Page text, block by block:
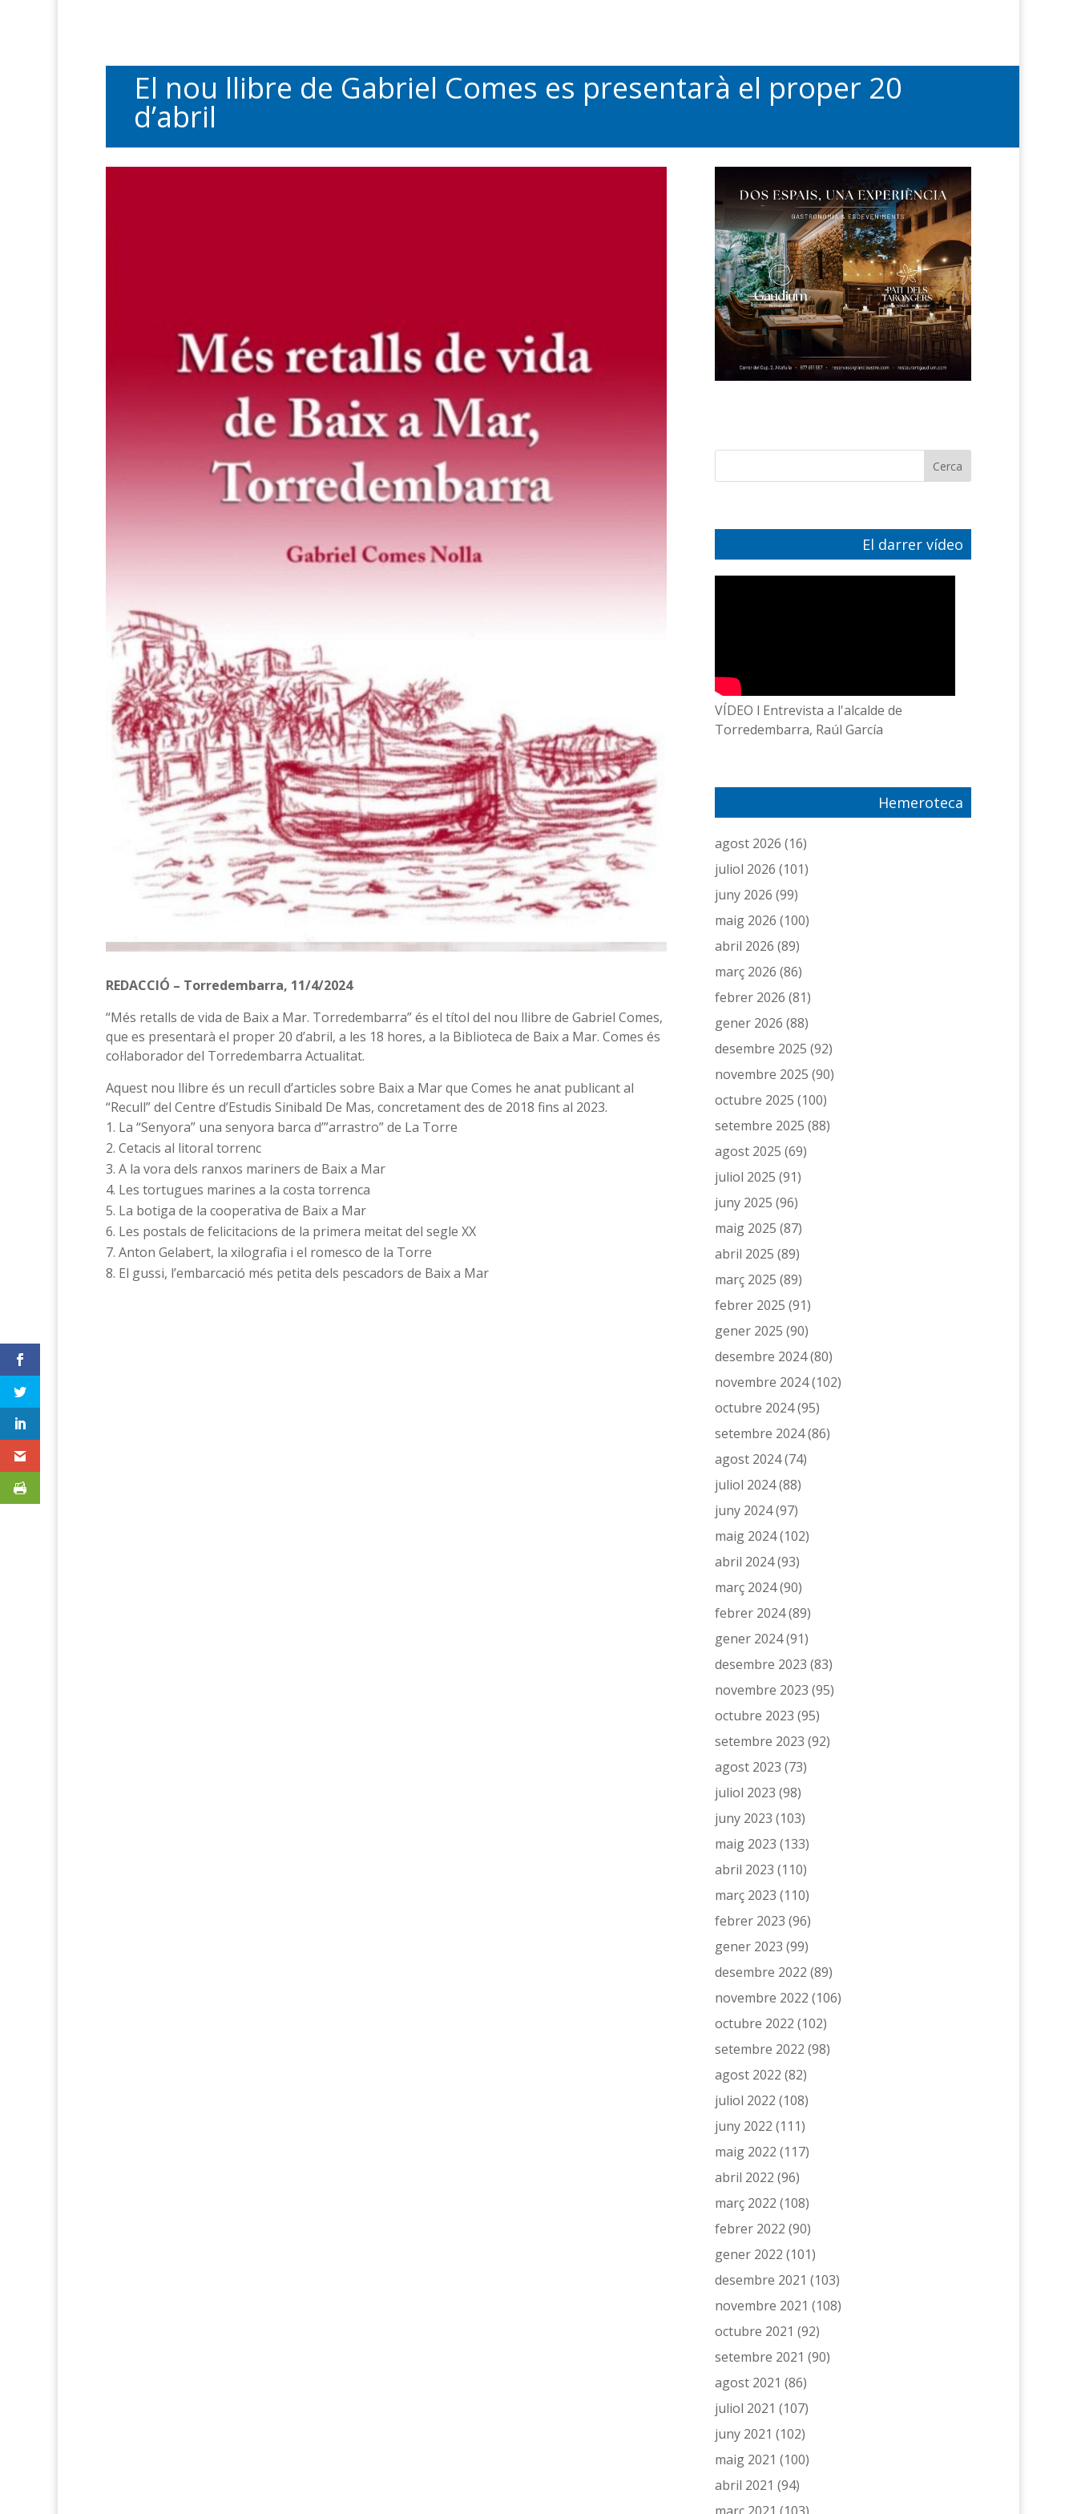
El nou llibre de Gabriel Comes es presentarà el proper 20
d’abril
REDACCIÓ – Torredembarra, 11/4/2024
“Més retalls de vida de Baix a Mar. Torredembarra” és el títol del nou llibre de Gabriel Comes,
que es presentarà el proper 20 d’abril, a les 18 hores, a la Biblioteca de Baix a Mar. Comes és
col·laborador del Torredembarra Actualitat.
Aquest nou llibre és un recull d’articles sobre Baix a Mar que Comes he anat publicant al
“Recull” del Centre d’Estudis Sinibald De Mas, concretament des de 2018 fins al 2023.
La “Senyora” una senyora barca d’”arrastro” de La Torre
Cetacis al litoral torrenc
A la vora dels ranxos mariners de Baix a Mar
Les tortugues marines a la costa torrenca
La botiga de la cooperativa de Baix a Mar
Les postals de felicitacions de la primera meitat del segle XX
Anton Gelabert, la xilografia i el romesco de la Torre
El gussi, l’embarcació més petita dels pescadors de Baix a Mar
El darrer vídeo
VÍDEO l Entrevista a l'alcalde de
Torredembarra, Raúl García
Hemeroteca
agost 2026 (16)
juliol 2026 (101)
juny 2026 (99)
maig 2026 (100)
abril 2026 (89)
març 2026 (86)
febrer 2026 (81)
gener 2026 (88)
desembre 2025 (92)
novembre 2025 (90)
octubre 2025 (100)
setembre 2025 (88)
agost 2025 (69)
juliol 2025 (91)
juny 2025 (96)
maig 2025 (87)
abril 2025 (89)
març 2025 (89)
febrer 2025 (91)
gener 2025 (90)
desembre 2024(80)
novembre 2024(102)
octubre 2024(95)
setembre 2024(86)
agost 2024(74)
juliol 2024(88)
juny 2024(97)
maig 2024(102)
abril 2024(93)
març 2024(90)
febrer 2024(89)
gener 2024(91)
desembre 2023 (83)
novembre 2023 (95)
octubre 2023 (95)
setembre 2023 (92)
agost 2023 (73)
juliol 2023 (98)
juny 2023 (103)
maig 2023 (133)
abril 2023 (110)
març 2023 (110)
febrer 2023 (96)
gener 2023 (99)
desembre 2022 (89)
novembre 2022 (106)
octubre 2022 (102)
setembre 2022 (98)
agost 2022 (82)
juliol 2022 (108)
juny 2022 (111)
maig 2022 (117)
abril 2022 (96)
març 2022 (108)
febrer 2022 (90)
gener 2022 (101)
desembre 2021 (103)
novembre 2021 (108)
octubre 2021 (92)
setembre 2021 (90)
agost 2021 (86)
juliol 2021 (107)
juny 2021 (102)
maig 2021 (100)
abril 2021 (94)